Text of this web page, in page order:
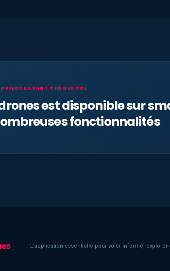
AVANT CHAQUE VOL
est disponible sur
fonctionnalités
L’application essentielle pour voler informé, explorer